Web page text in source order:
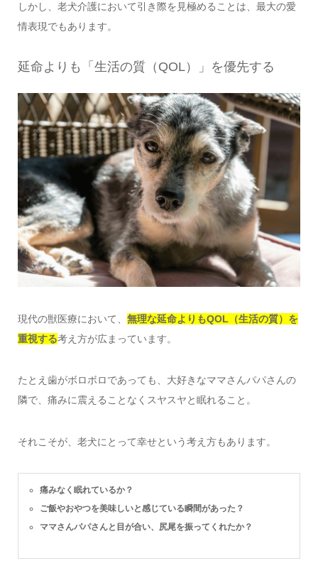
しかし、老犬介護において引き際を見極めることは、最大の愛
情表現でもあります。
延命よりも「生活の質（QOL）」を優先する
現代の獣医療において、 無理な延命よりもQOL（生活の質）を
重視する考え方が広まっています。
たとえ歯がボロボロであっても、大好きなママさんパパさんの
隣で、痛みに震えることなくスヤスヤと眠れること。
それこそが、老犬にとって幸せという考え方もあります。
痛みなく眠れているか？
ご飯やおやつを美味しいと感じている瞬間があった？
ママさんパパさんと目が合い、尻尾を振ってくれたか？